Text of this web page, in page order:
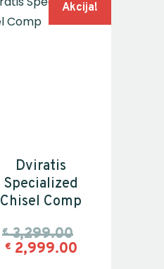
Akcija!
Dviratis
Specialized
Chisel Comp
€ 3,299.00
€ 2,999.00